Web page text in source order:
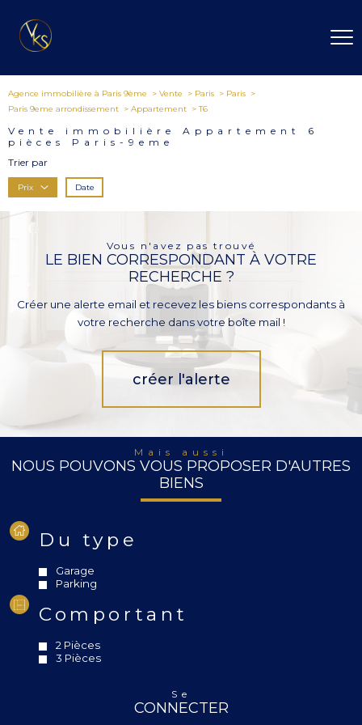
Agence immobilière à Paris 9ème Vente Paris
Paris
Paris 9eme arrondissement
Appartement T6
Vente immobilière Appartement 6
pièces Paris-9eme
Trier par
Prix Date
Vous n'avez pas trouvé
LE BIEN CORRESPONDANT À VOTRE
RECHERCHE ?
Créer une alerte email et recevez les biens correspondants à
votre recherche dans votre boîte mail !
créer l'alerte
Mais aussi
NOUS POUVONS VOUS PROPOSER D'AUTRES
BIENS
Du type
Garage
Parking
Comportant
2 Pièces
3 Pièces
Se
CONNECTER